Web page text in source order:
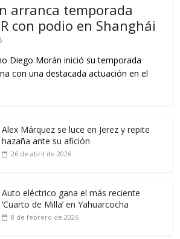
arranca temporada
con podio en Shanghái
Diego Morán inició su temporada
con una destacada actuación en el
Alex Márquez se luce en Jerez y repite
hazaña ante su afición
26 de abril de 2026
Auto eléctrico gana el más reciente
‘Cuarto de Milla’ en Yahuarcocha
8 de febrero de 2026